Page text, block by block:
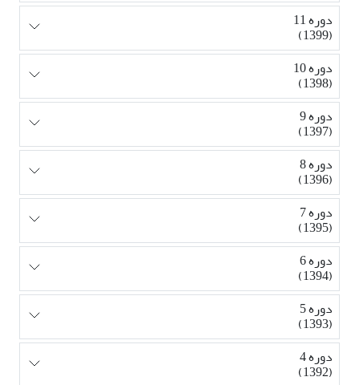
دوره 11
(1399)
دوره 10
(1398)
دوره 9
(1397)
دوره 8
(1396)
دوره 7
(1395)
دوره 6
(1394)
دوره 5
(1393)
دوره 4
(1392)